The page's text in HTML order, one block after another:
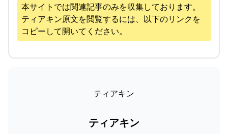
本サイトでは関連記事のみを収集しております。
ティアキン原文を閲覧するには、以下のリンクを
コピーして開いてください。
ティアキン
ティアキン